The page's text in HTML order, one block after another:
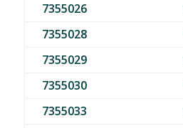
7355026
7355028
7355029
7355030
7355033